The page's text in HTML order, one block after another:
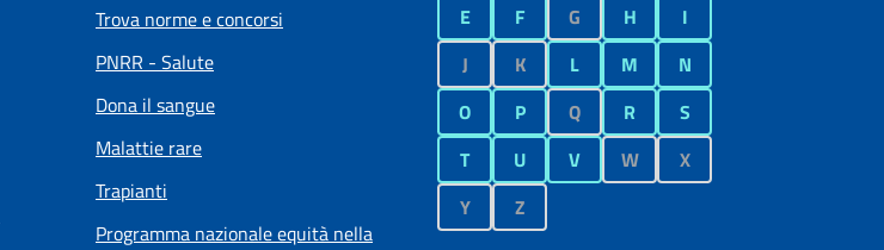
Trova norme e concorsi
PNRR - Salute
Dona il sangue
Malattie rare
Trapianti
Programma nazionale equità nella
E
F G H
I
J
K L M
N
O
P Q R
S
T
U V W
X
Y
Z